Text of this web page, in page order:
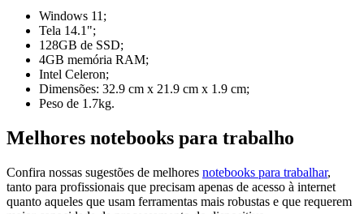
Windows 11;
Tela 14.1";
128GB de SSD;
4GB memória RAM;
Intel Celeron;
Dimensões: 32.9 cm x 21.9 cm x 1.9 cm;
Peso de 1.7kg.
Melhores notebooks para trabalho
Confira nossas sugestões de melhores notebooks para trabalhar,
tanto para profissionais que precisam apenas de acesso à internet
quanto aqueles que usam ferramentas mais robustas e que requerem